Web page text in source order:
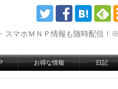
スマホＭＮＰ情報も随時配信！※
お得な情報 日記